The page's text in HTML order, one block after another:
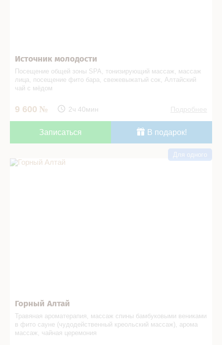
Источник молодости
Посещение общей зоны SPA, тонизирующий массаж, массаж
лица, посещение фито бара, свежевыжатый сок, Алтайский
чай с мёдом
9 600 2ч 40мин Подробнее
Записаться В подарок!
Горный Алтай в СПА салоне
Горный Алтай
Травяная ароматерапия, массаж спины бамбуковыми вениками
в фито сауне (чудодейственный креольский массаж), арома
массаж, чайная церемония
Для одного